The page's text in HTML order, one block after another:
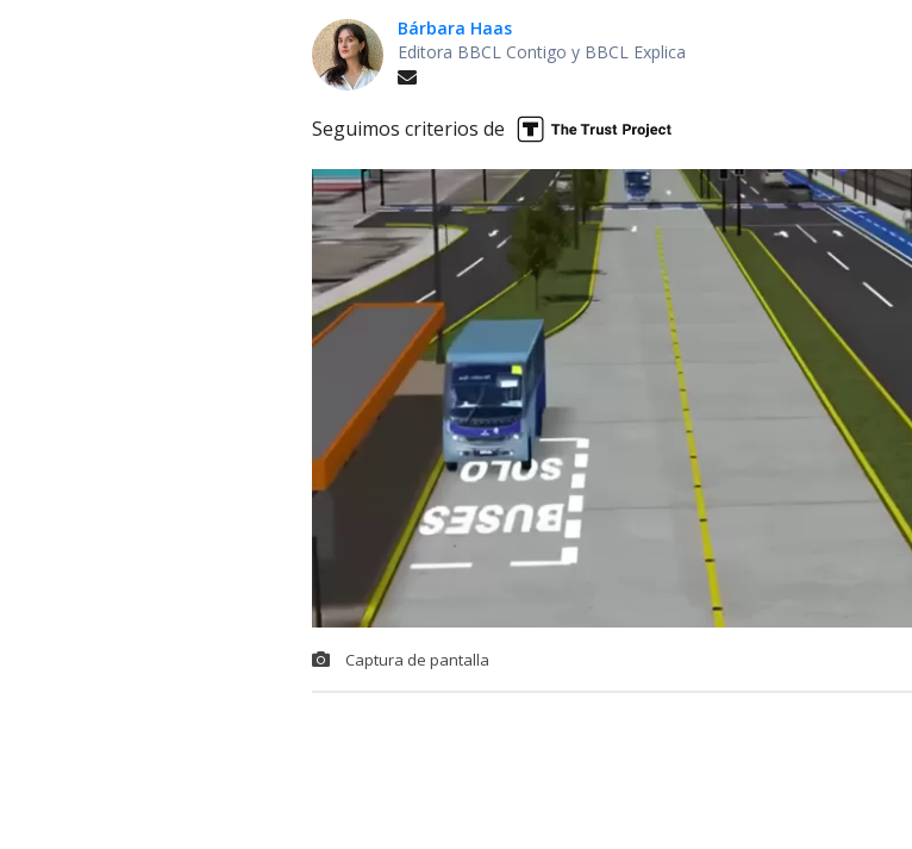
Bárbara Haas
Editora BBCL Contigo y BBCL Explica
Seguimos criterios de
Captura de pantalla